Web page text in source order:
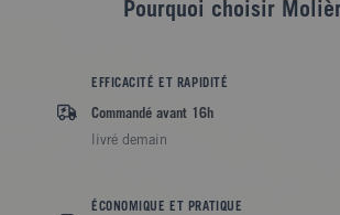
Pourquoi choisir
EFFICACITÉ ET RAPIDITÉ
Commandé avant 16h
livré demain
ÉCONOMIQUE ET PRATIQUE